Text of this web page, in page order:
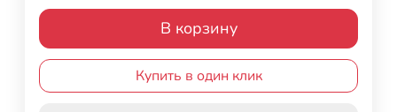
В корзину
Купить в один клик